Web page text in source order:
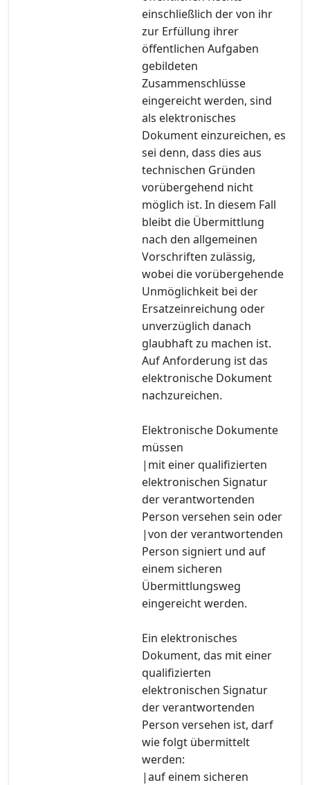
einschließlich der von ihr
zur Erfüllung ihrer
öffentlichen Aufgaben
gebildeten
Zusammenschlüsse
eingereicht werden, sind
als elektronisches
Dokument einzureichen, es
sei denn, dass dies aus
technischen Gründen
vorübergehend nicht
möglich ist. In diesem Fall
bleibt die Übermittlung
nach den allgemeinen
Vorschriften zulässig,
wobei die vorübergehende
Unmöglichkeit bei der
Ersatzeinreichung oder
unverzüglich danach
glaubhaft zu machen ist.
Auf Anforderung ist das
elektronische Dokument
nachzureichen.
Elektronische Dokumente
müssen
|mit einer qualifizierten
elektronischen Signatur
der verantwortenden
Person versehen sein oder
|von der verantwortenden
Person signiert und auf
einem sicheren
Übermittlungsweg
eingereicht werden.
Ein elektronisches
Dokument, das mit einer
qualifizierten
elektronischen Signatur
der verantwortenden
Person versehen ist, darf
wie folgt übermittelt
werden:
|auf einem sicheren